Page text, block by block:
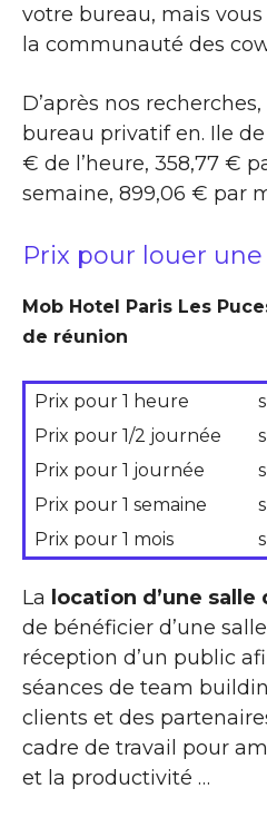
votre bureau, mais
la communauté des
D’après nos
bureau privatif en. Ile
€ de l’heure, 358,77 €
semaine, 899,06 € par
Prix pour louer
Mob Hotel Paris Les
de réunion
Prix pour 1 heure
Prix pour 1/2 journée
Prix pour 1 journée
Prix pour 1 semaine
Prix pour 1 mois
La location d’une salle
de bénéficier d’une
réception d’un public
séances de team
clients et des
cadre de travail pour
et la productivité …